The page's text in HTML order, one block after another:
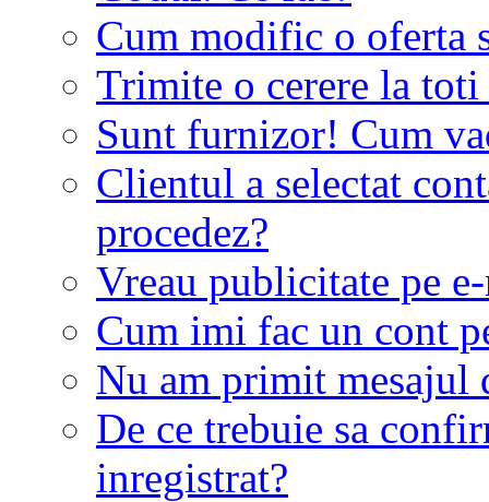
Cum modific o oferta
Trimite o cerere la
Sunt furnizor! Cum
Clientul a selectat
procedez?
Vreau publicitate pe
Cum imi fac un cont
Nu am primit mesajul
De ce trebuie sa
inregistrat?